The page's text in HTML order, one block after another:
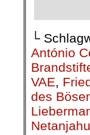
└
António
VAE,
des
Netanjahu